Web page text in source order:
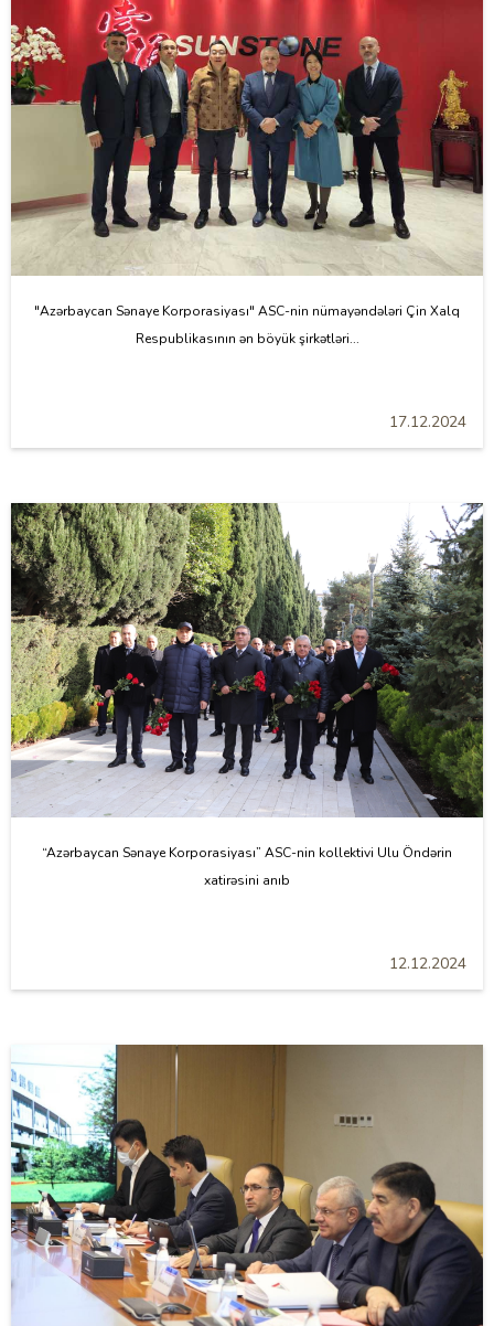
"Azərbaycan Sənaye Korporasiyası" ASC-nin nümayəndələri Çin Xalq
Respublikasının ən böyük şirkətləri...
17.12.2024
“Azərbaycan Sənaye Korporasiyası” ASC-nin kollektivi Ulu Öndərin
xatirəsini anıb
12.12.2024